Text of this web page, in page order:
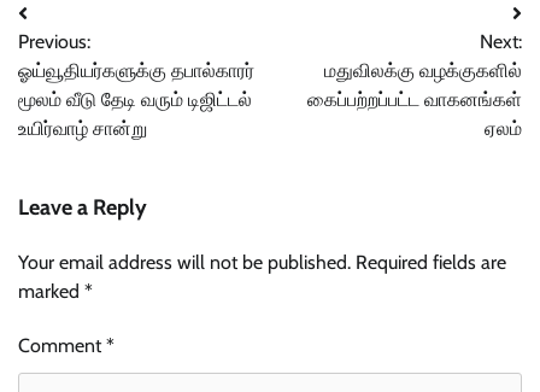
Post
navigation
Previous:
ஓய்வூதியர்களுக்கு தபால்காரர்
மூலம் வீடு தேடி வரும் டிஜிட்டல்
உயிர்வாழ் சான்று
Next:
மதுவிலக்கு வழக்குகளில்
கைப்பற்றப்பட்ட வாகனங்கள்
ஏலம்
Leave a Reply
Your email address will not be published. Required fields are
marked *
Comment*